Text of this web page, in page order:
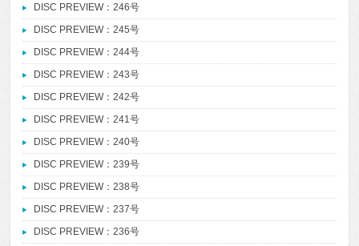
DISC PREVIEW：246号
DISC PREVIEW：245号
DISC PREVIEW：244号
DISC PREVIEW：243号
DISC PREVIEW：242号
DISC PREVIEW：241号
DISC PREVIEW：240号
DISC PREVIEW：239号
DISC PREVIEW：238号
DISC PREVIEW：237号
DISC PREVIEW：236号